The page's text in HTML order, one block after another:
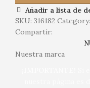
Añadir a lista de
SKU: 316182 Category:
Compartir:
Nuestra marca